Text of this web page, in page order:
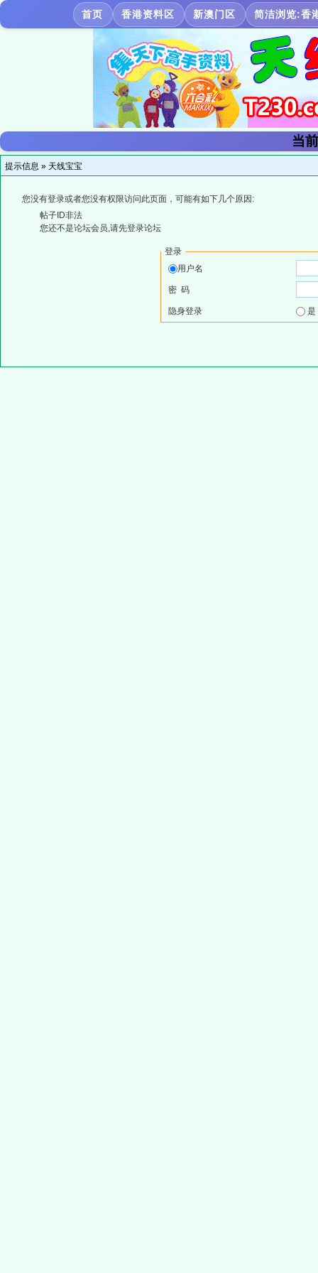
首页 香港资料区 新澳门区 简洁浏览:香
当
提示信息 » 天线宝宝
您没有登录或者您没有权限访问此页面，可能有如下几个原因:
帖子ID非法
您还不是论坛会员,请先登录论坛
登录
用户名
密 码
隐身登录